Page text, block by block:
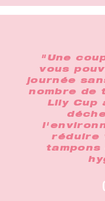
"Une
vous
journée
nombre de
Lily Cup
réduire